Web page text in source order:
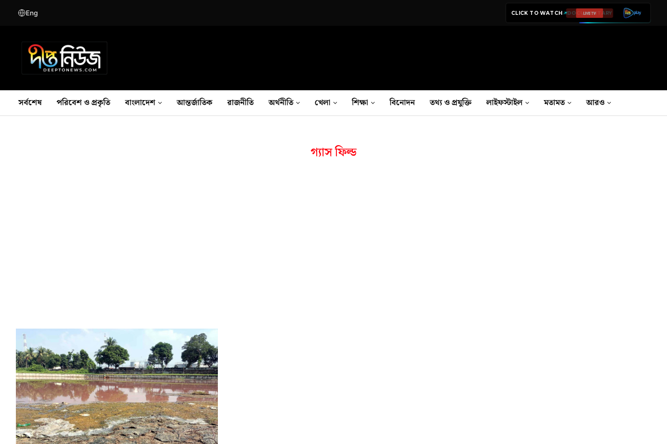
Eng CLICK TO WATCH LIVE TV
সর্বশেষ পরিবেশ ও প্রকৃতি বাংলাদেশ আন্তর্জাতিক রাজনীতি অর্থনীতি খেলা শিক্ষা বিনোদন তথ‍্য ও প্রযুক্তি লাইফস্টাইল মতামত আরও
গ্যাস ফিল্ড